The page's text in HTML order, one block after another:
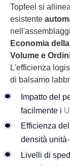
Topfeel si allinea
esistente
Economia
Volume e
L'efficienza
di balsamo
Impatto del
facilmente i
Efficienza
densità
Livelli di